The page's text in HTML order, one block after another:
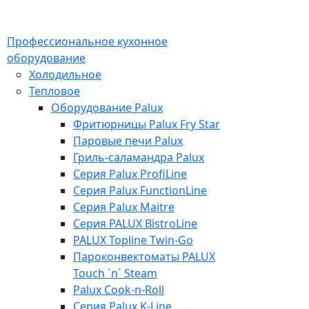
Профессиональное кухонное
оборудование
Холодильное
Тепловое
Оборудование Palux
Фритюрницы Palux Fry Star
Паровые печи Palux
Гриль-саламандра Palux
Серия Palux ProfiLine
Серия Palux FunctionLine
Серия Palux Maitre
Серия PALUX BistroLine
PALUX Topline Twin-Go
Пароконвектоматы PALUX
Touch ´n´ Steam
Palux Cook-n-Roll